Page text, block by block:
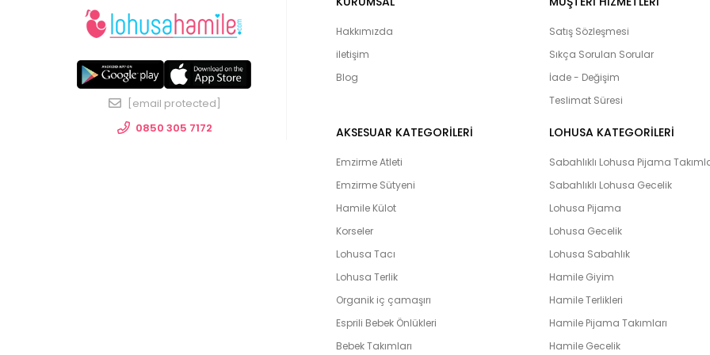
adayları’nın yanı sıra
olduğumuz bebek setlerimiz
çıkış setlerini yaptıran ve
bulunmaktadır. Lohusahamile
vermeye çalışmaktadır. Kapıda
hamile olarak en hızlı bir şekilde
[email protected]
0850 305 7172
Hakkımızda
iletişim
Blog
Satış Sözleşmesi
Sıkça Sorulan Sorular
İade - Değişim
Teslimat Süresi
AKSESUAR KATEGORİLERİ
Emzirme Atleti
Emzirme Sütyeni
Hamile Külot
Korseler
Lohusa Tacı
Lohusa Terlik
Organik iç çamaşırı
Esprili Bebek Önlükleri
Bebek Takımları
LOHUSA KATEGORİLERİ
Sabahlıklı Lohusa Pijama
Sabahlıklı Lohusa Gecelik
Lohusa Pijama
Lohusa Gecelik
Lohusa Sabahlık
Hamile Giyim
Hamile Terlikleri
Hamile Pijama Takımları
Hamile Gecelik